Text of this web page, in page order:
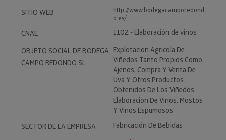
SITIO WEB
http://www.bodegacamporedond
o.es/
CNAE
1102 - Elaboración de vinos
OBJETO SOCIAL DE BODEGA
CAMPO REDONDO SL
Explotacion Agricola De
Viñedos Tanto Propios Como
Ajenos, Compra Y Venta De
Uva Y Otros Productos
Obtenidos De Los Viñedos.
Elaboracion De Vinos, Mostos
Y Vinos Espumosos.
SECTOR DE LA EMPRESA
Fabricación De Bebidas